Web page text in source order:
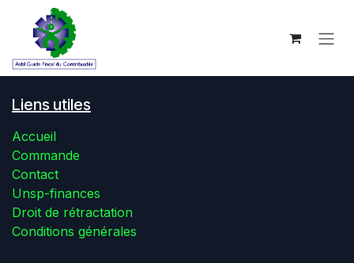
Se rendre au contenu
Liens utiles
Accueil
Commande
Contact
Unsp-finances
Droit de rétractation
Conditions générales